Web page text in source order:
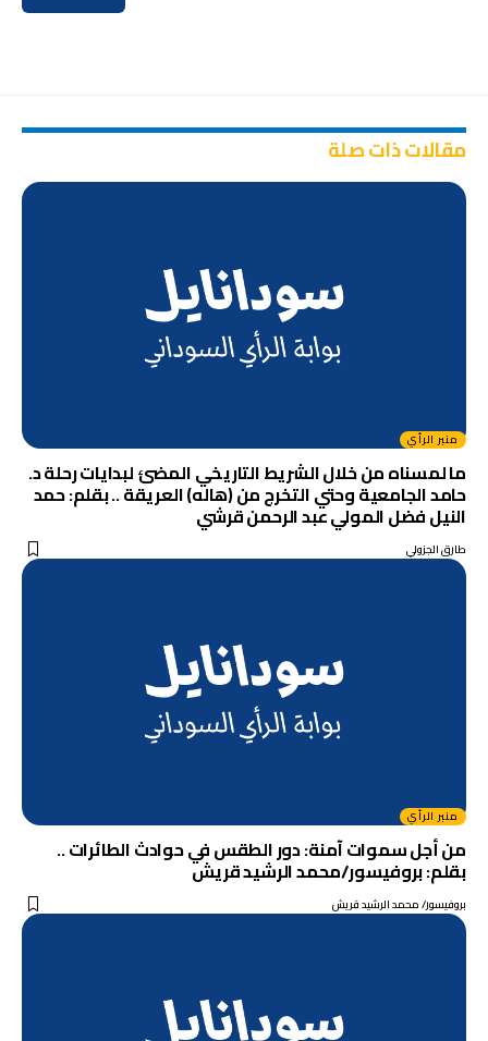
مقالات ذات صلة
منبر الرأي
ما لمسناه من خلال الشريط التاريخي المضئ لبدايات رحلة د.
حامد الجامعية وحتي التخرج من (هاله) العريقة .. بقلم: حمد
النيل فضل المولي عبد الرحمن قرشي
طارق الجزولي
منبر الرأي
من أجل سموات آمنة: دور الطقس في حوادث الطائرات ..
بقلم: بروفيسور/محمد الرشيد قريش
بروفيسور/ محمد الرشيد قريش